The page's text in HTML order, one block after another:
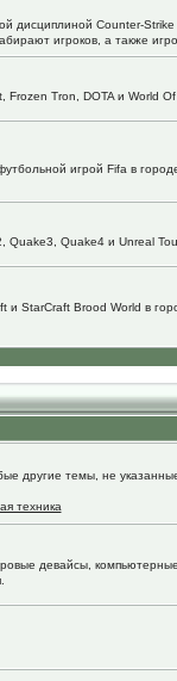
дисциплиной Counter-Strike
игроков, а также
Tron, DOTA и World
игрой Fifa в
Quake4 и Unreal
StarCraft Brood World в
другие темы, не
техника
девайсы,